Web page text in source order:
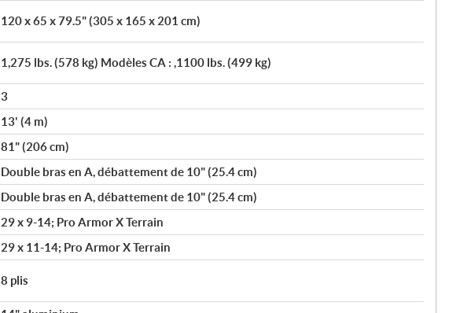
120 x 65 x 79.5" (305 x 165 x 201 cm)
1,275 lbs. (578 kg) Modèles CA : ,1100 lbs. (499 kg)
3
13' (4 m)
81" (206 cm)
Double bras en A, débattement de 10" (25.4 cm)
Double bras en A, débattement de 10" (25.4 cm)
29 x 9-14; Pro Armor X Terrain
29 x 11-14; Pro Armor X Terrain
8 plis